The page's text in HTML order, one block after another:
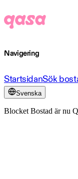
Navigering
StartsidanSök
Svenska
Blocket Bostad är nu